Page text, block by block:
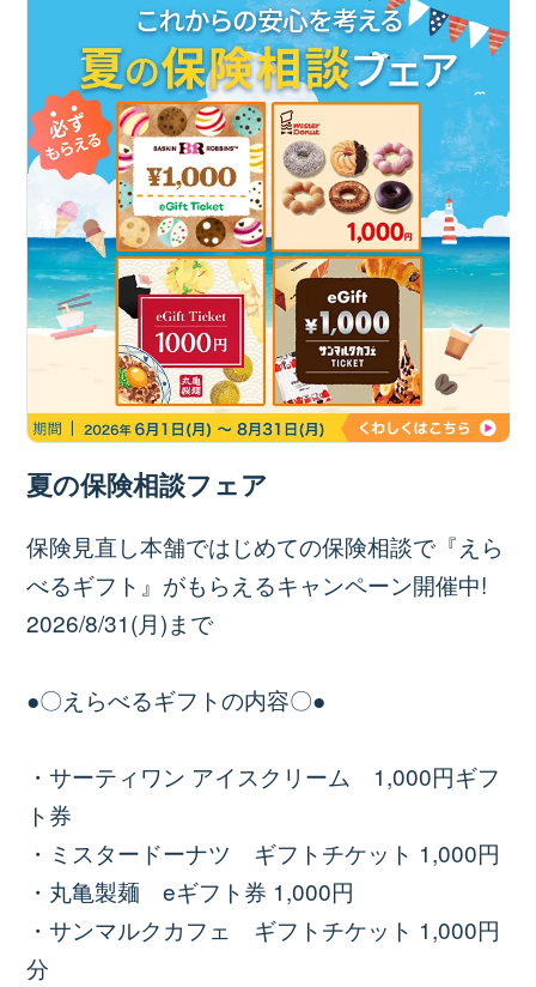
夏の保険相談フェア
保険見直し本舗ではじめての保険相談で『えら
べるギフト』がもらえるキャンペーン開催中!
2026/8/31(月)まで
●〇えらべるギフトの内容〇●
・サーティワン アイスクリーム 1,000円ギフ
ト券
・ミスタードーナツ ギフトチケット 1,000円
・丸亀製麺 eギフト券 1,000円
・サンマルクカフェ ギフトチケット 1,000円
分